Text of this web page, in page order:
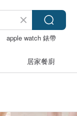
apple watch 錶帶
居家餐廚